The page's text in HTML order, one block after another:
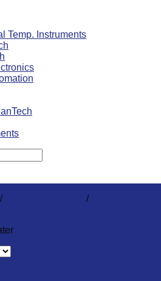
Temp. Instruments
/ /